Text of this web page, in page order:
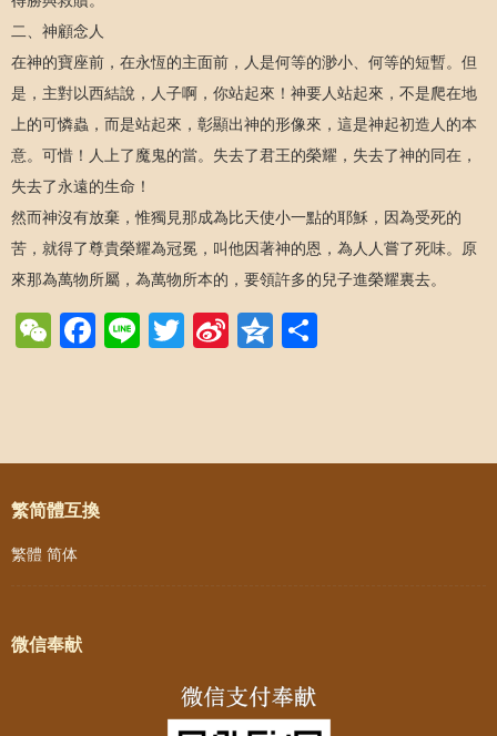
二、神顧念人
在神的寶座前，在永恆的主面前，人是何等的渺小、何等的短暫。但
是，主對以西結說，人子啊，你站起來！神要人站起來，不是爬在地
上的可憐蟲，而是站起來，彰顯出神的形像來，這是神起初造人的本
意。可惜！人上了魔鬼的當。失去了君王的榮耀，失去了神的同在，
失去了永遠的生命！
然而神沒有放棄，惟獨見那成為比天使小一點的耶穌，因為受死的
苦，就得了尊貴榮耀為冠冕，叫他因著神的恩，為人人嘗了死味。原
來那為萬物所屬，為萬物所本的，要領許多的兒子進榮耀裏去。
WeChat
Facebook
LineTwitter
SinaQzone
Post navigation
繁简體互換
繁體 简体
微信奉献